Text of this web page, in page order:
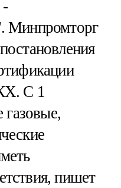
-
Минпромторг
С 1
газовые,
пишет